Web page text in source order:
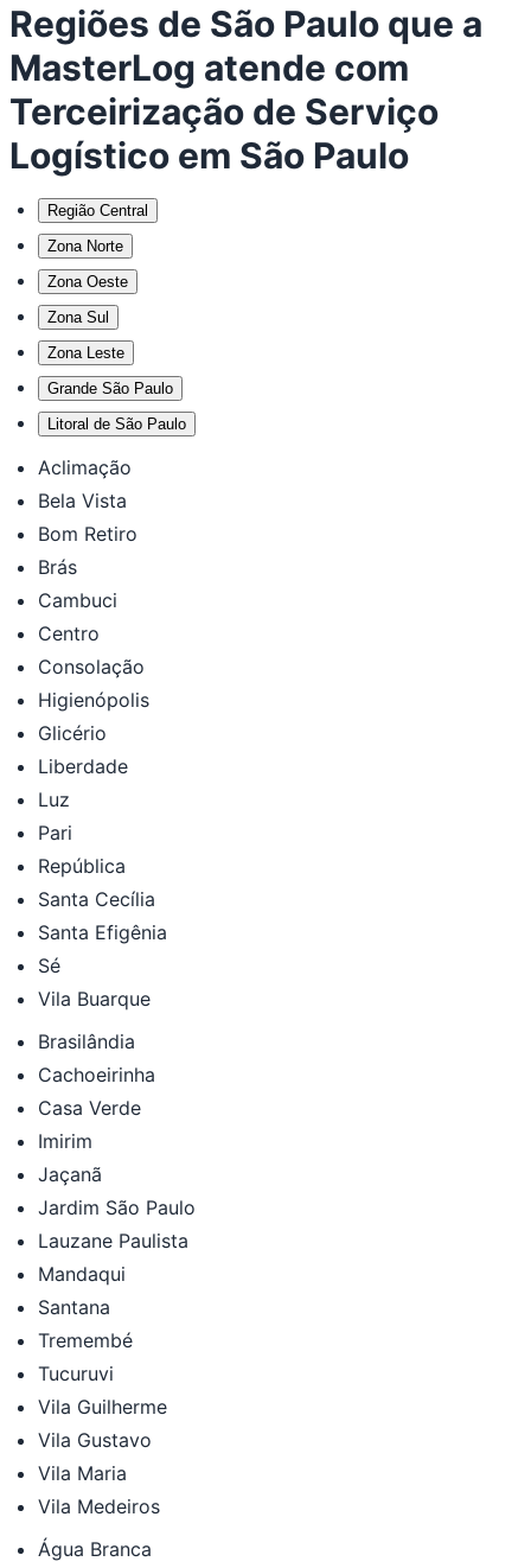
Regiões de São Paulo que a
MasterLog atende com
Terceirização de Serviço
Logístico em São Paulo
Região Central
Zona Norte
Zona Oeste
Zona Sul
Zona Leste
Grande São Paulo
Litoral de São Paulo
Aclimação
Bela Vista
Bom Retiro
Brás
Cambuci
Centro
Consolação
Higienópolis
Glicério
Liberdade
Luz
Pari
República
Santa Cecília
Santa Efigênia
Sé
Vila Buarque
Brasilândia
Cachoeirinha
Casa Verde
Imirim
Jaçanã
Jardim São Paulo
Lauzane Paulista
Mandaqui
Santana
Tremembé
Tucuruvi
Vila Guilherme
Vila Gustavo
Vila Maria
Vila Medeiros
Água Branca